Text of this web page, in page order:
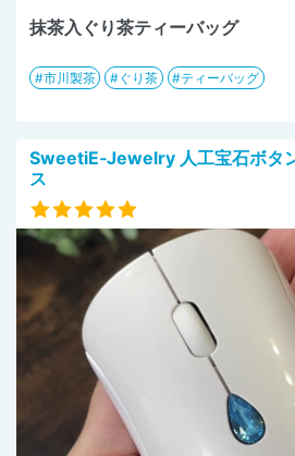
抹茶入ぐり茶ティーバッグ
市川製茶 ぐり茶
ティーバッグ
SweetiE‐Jewelry 人工宝石ボタ
ス